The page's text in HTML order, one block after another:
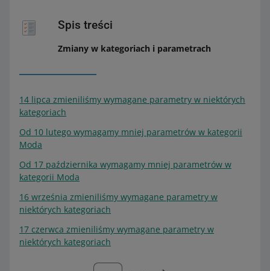
Spis treści
Zmiany w kategoriach i parametrach
14 lipca zmieniliśmy wymagane parametry w niektórych
kategoriach
Od 10 lutego wymagamy mniej parametrów w kategorii
Moda
Od 17 października wymagamy mniej parametrów w
kategorii Moda
16 września zmieniliśmy wymagane parametry w
niektórych kategoriach
17 czerwca zmieniliśmy wymagane parametry w
niektórych kategoriach